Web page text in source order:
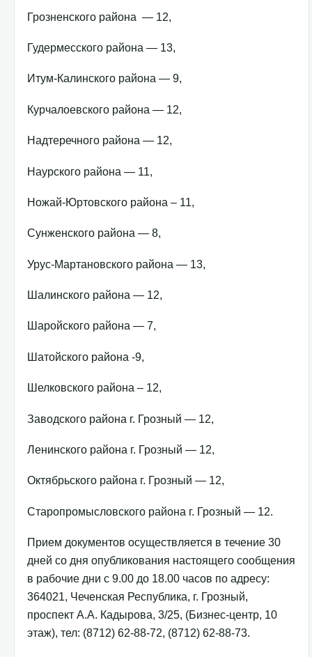
Грозненского района — 12,
Гудермесского района — 13,
Итум-Калинского района — 9,
Курчалоевского района — 12,
Надтеречного района — 12,
Наурского района — 11,
Ножай-Юртовского района – 11,
Сунженского района — 8,
Урус-Мартановского района — 13,
Шалинского района — 12,
Шаройского района — 7,
Шатойского района -9,
Шелковского района – 12,
Заводского района г. Грозный — 12,
Ленинского района г. Грозный — 12,
Октябрьского района г. Грозный — 12,
Старопромысловского района г. Грозный — 12.
Прием документов осуществляется в течение 30
дней со дня опубликования настоящего сообщения
в рабочие дни с 9.00 до 18.00 часов по адресу:
364021, Чеченская Республика, г. Грозный,
проспект А.А. Кадырова, 3/25, (Бизнес-центр, 10
этаж), тел: (8712) 62-88-72, (8712) 62-88-73.